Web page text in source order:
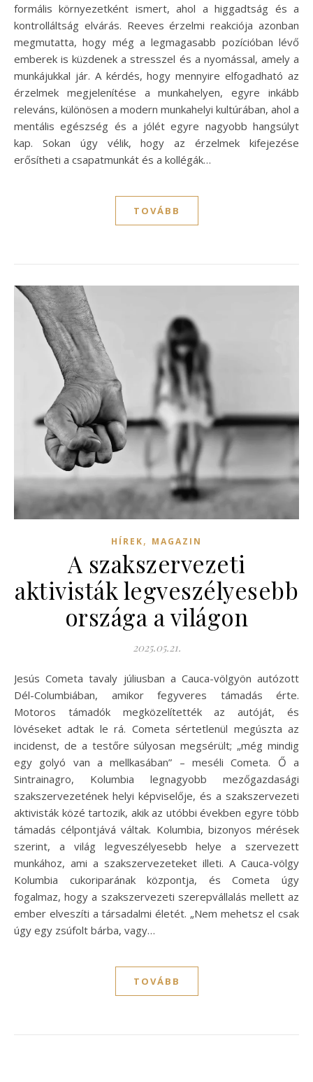
formális környezetként ismert, ahol a higgadtság és a
kontrolláltság elvárás. Reeves érzelmi reakciója azonban
megmutatta, hogy még a legmagasabb pozícióban lévő
emberek is küzdenek a stresszel és a nyomással, amely a
munkájukkal jár. A kérdés, hogy mennyire elfogadható az
érzelmek megjelenítése a munkahelyen, egyre inkább
releváns, különösen a modern munkahelyi kultúrában, ahol a
mentális egészség és a jólét egyre nagyobb hangsúlyt
kap. Sokan úgy vélik, hogy az érzelmek kifejezése
erősítheti a csapatmunkát és a kollégák…
TOVÁBB
HÍREK, MAGAZIN
A szakszervezeti
aktivisták legveszélyesebb
országa a világon
2025.05.21.
Jesús Cometa tavaly júliusban a Cauca-völgyön autózott
Dél-Columbiában, amikor fegyveres támadás érte.
Motoros támadók megközelítették az autóját, és
lövéseket adtak le rá. Cometa sértetlenül megúszta az
incidenst, de a testőre súlyosan megsérült; „még mindig
egy golyó van a mellkasában” – meséli Cometa. Ő a
Sintrainagro, Kolumbia legnagyobb mezőgazdasági
szakszervezetének helyi képviselője, és a szakszervezeti
aktivisták közé tartozik, akik az utóbbi években egyre több
támadás célpontjává váltak. Kolumbia, bizonyos mérések
szerint, a világ legveszélyesebb helye a szervezett
munkához, ami a szakszervezeteket illeti. A Cauca-völgy
Kolumbia cukoriparának központja, és Cometa úgy
fogalmaz, hogy a szakszervezeti szerepvállalás mellett az
ember elveszíti a társadalmi életét. „Nem mehetsz el csak
úgy egy zsúfolt bárba, vagy…
TOVÁBB